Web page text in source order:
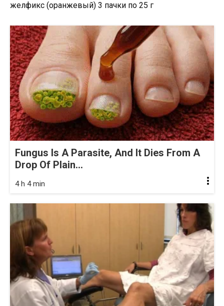
желфикс (оранжевый) 3 пачки по 25 г
Fungus Is A Parasite, And It Dies From A
Drop Of Plain...
4 h 4 min